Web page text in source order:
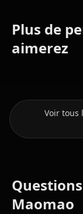
Plus de
aimerez
Zero Two
(Darling In
Voir tous
Maomao